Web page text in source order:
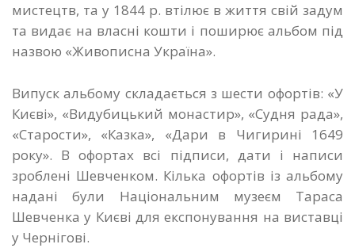
мистецтв, та у 1844 р. втілює в життя свій задум
та видає на власні кошти і поширює альбом під
назвою «Живописна Україна».
Випуск альбому складається з шести офортів: «У
Києві», «Видубицький монастир», «Судня рада»,
«Старости», «Казка», «Дари в Чигирині 1649
року». В офортах всі підписи, дати і написи
зроблені Шевченком. Кілька офортів із альбому
надані були Національним музеєм Тараса
Шевченка у Києві для експонування на виставці
у Чернігові.